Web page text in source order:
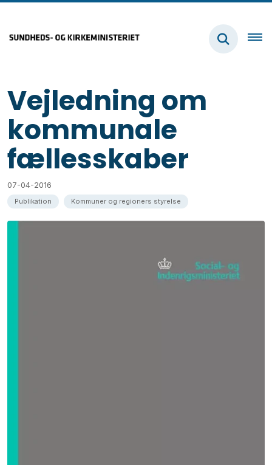
Vejledning om
kommunale
fællesskaber
07-04-2016
Publikation Kommuner og regioners styrelse